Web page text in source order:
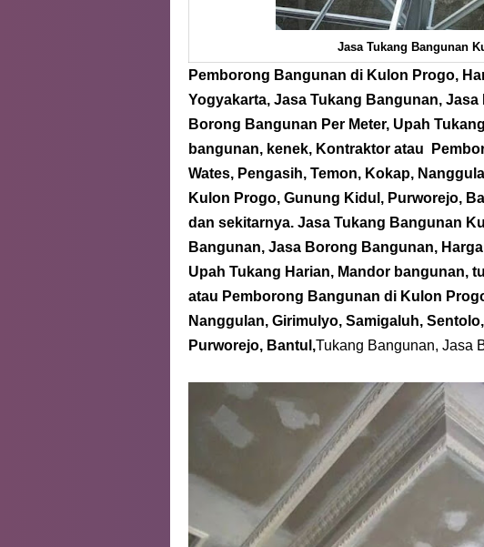
Jasa Tukang Bangunan
Pemborong Bangunan di Kulon Progo,
Yogyakarta, Jasa Tukang Bangunan,
Borong Bangunan Per Meter, Upah
bangunan, kenek, Kontraktor atau
Wates, Pengasih, Temon, Kokap,
Kulon Progo, Gunung Kidul, Purworejo,
dan sekitarnya. Jasa Tukang Bangunan
Bangunan, Jasa Borong Bangunan,
Upah Tukang Harian, Mandor bangunan,
atau Pemborong Bangunan di Kulon
Nanggulan, Girimulyo, Samigaluh,
Purworejo, Bantul,Tukang Bangunan, Jasa